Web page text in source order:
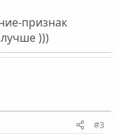
признак
)))
#3